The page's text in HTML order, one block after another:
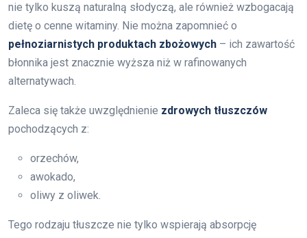
nie tylko kuszą naturalną słodyczą, ale również wzbogacają
dietę o cenne witaminy. Nie można zapomnieć o
pełnoziarnistych produktach zbożowych – ich zawartość
błonnika jest znacznie wyższa niż w rafinowanych
alternatywach.
Zaleca się także uwzględnienie zdrowych tłuszczów
pochodzących z:
orzechów,
awokado,
oliwy z oliwek.
Tego rodzaju tłuszcze nie tylko wspierają absorpcję